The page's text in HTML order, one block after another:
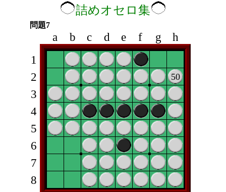
詰めオセロ集
問題7